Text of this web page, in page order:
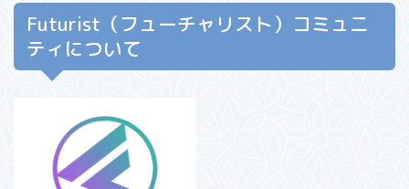
Futurist（フューチャリスト）コミュニ
ティについて